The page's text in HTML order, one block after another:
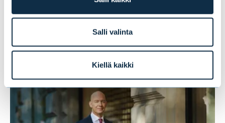
Salli valinta
Kiellä kaikki
Tämä saattaa myös
kiinnostaa sinua